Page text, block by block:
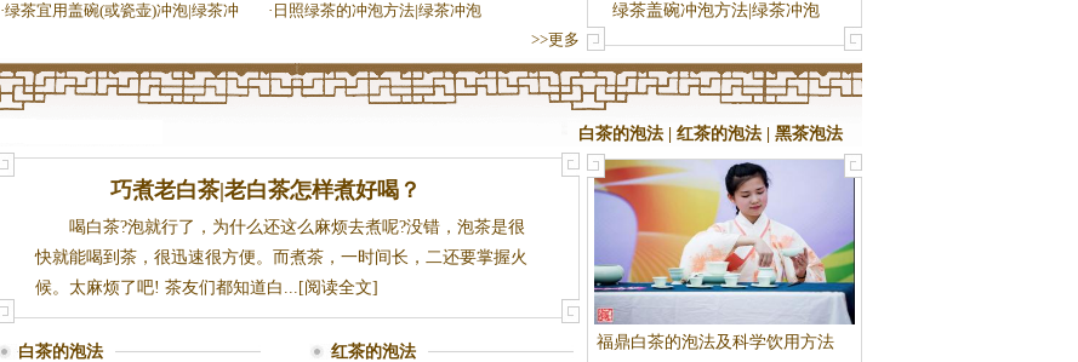
·绿茶宜用盖碗(或瓷壶)冲泡|绿茶冲 · 日照绿茶的冲泡方法|绿茶冲泡
>>更多
绿茶盖碗冲泡方法|绿茶冲泡
白茶的泡法| 红茶的泡法| 黑茶泡法
巧煮老白茶|老白茶怎样煮好喝？
喝白茶?泡就行了，为什么还这么麻烦去煮呢?没错，泡茶是很
快就能喝到茶，很迅速很方便。而煮茶，一时间长，二还要掌握火
候。太麻烦了吧! 茶友们都知道白...[阅读全文]
白茶的泡法
红茶的泡法
福鼎白茶的泡法及科学饮用方法